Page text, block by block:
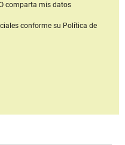
comparta mis datos
conforme su Política de